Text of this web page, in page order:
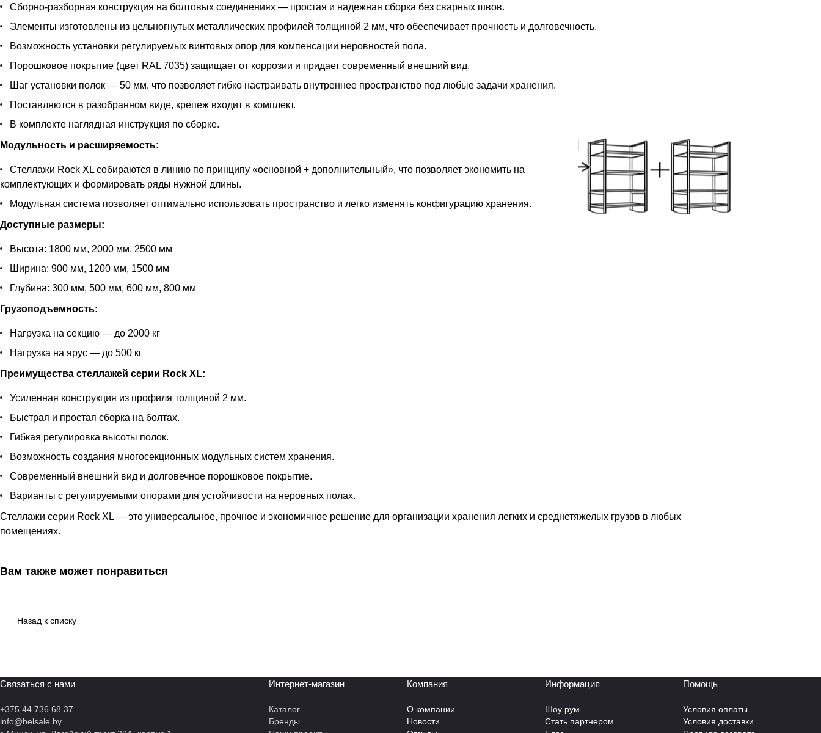
Сборно-разборная конструкция на болтовых соединениях — простая и надежная сборка без сварных швов.
Элементы изготовлены из цельногнутых металлических профилей толщиной 2 мм, что обеспечивает прочность и долговечность.
Возможность установки регулируемых винтовых опор для компенсации неровностей пола.
Порошковое покрытие (цвет RAL 7035) защищает от коррозии и придает современный внешний вид.
Шаг установки полок — 50 мм, что позволяет гибко настраивать внутреннее пространство под любые задачи хранения.
Поставляются в разобранном виде, крепеж входит в комплект.
В комплекте наглядная инструкция по сборке.
Модульность и расширяемость:
Стеллажи Rock XL собираются в линию по принципу «основной + дополнительный», что позволяет экономить на
комплектующих и формировать ряды нужной длины.
Модульная система позволяет оптимально использовать пространство и легко изменять конфигурацию хранения.
Доступные размеры:
Высота: 1800 мм, 2000 мм, 2500 мм
Ширина: 900 мм, 1200 мм, 1500 мм
Глубина: 300 мм, 500 мм, 600 мм, 800 мм
Грузоподъемность:
Нагрузка на секцию — до 2000 кг
Нагрузка на ярус — до 500 кг
Преимущества стеллажей серии Rock XL:
Усиленная конструкция из профиля толщиной 2 мм.
Быстрая и простая сборка на болтах.
Гибкая регулировка высоты полок.
Возможность создания многосекционных модульных систем хранения.
Современный внешний вид и долговечное порошковое покрытие.
Варианты с регулируемыми опорами для устойчивости на неровных полах.
Стеллажи серии Rock XL — это универсальное, прочное и экономичное решение для организации хранения легких и среднетяжелых грузов в любых
помещениях.
Вам также может понравиться
Назад к списку
Связаться с нами
+375 44 736 68 37
info@belsale.by
Интернет-магазин
Каталог
Бренды
Компания
О компании
Новости
Информация
Шоу рум
Стать партнером
Помощь
Условия оплаты
Условия доставки